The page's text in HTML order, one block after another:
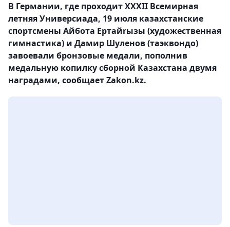
В Германии, где проходит XXXII Всемирная
летняя Универсиада, 19 июля казахстанские
спортсмены Айбота Ертайrызы (художественная
гимнастика) и Дамир Шуленов (таэквондо)
завоевали бронзовые медали, пополнив
медальную копилку сборной Казахстана двумя
наградами, сообщает Zakon.kz.